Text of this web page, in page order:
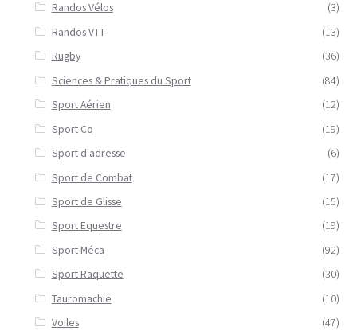
Randos Vélos
(3)
Randos VTT
(13)
Rugby
(36)
Sciences & Pratiques du Sport
(84)
Sport Aérien
(12)
Sport Co
(19)
Sport d'adresse
(6)
Sport de Combat
(17)
Sport de Glisse
(15)
Sport Equestre
(19)
Sport Méca
(92)
Sport Raquette
(30)
Tauromachie
(10)
Voiles
(47)